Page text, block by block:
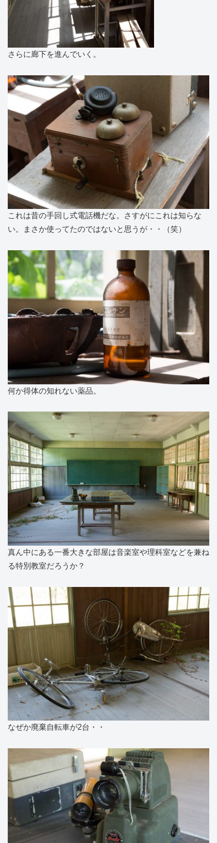
さらに廊下を進んでいく。
これは昔の手回し式電話機だな。さすがにこれは知らな
い。まさか使ってたのではないと思うが・・（笑）
何か得体の知れない薬品。
真ん中にある一番大きな部屋は音楽室や理科室などを兼ね
る特別教室だろうか？
なぜか廃棄自転車が2台・・